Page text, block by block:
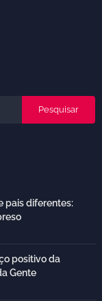
pais diferentes:
positivo da
Gente